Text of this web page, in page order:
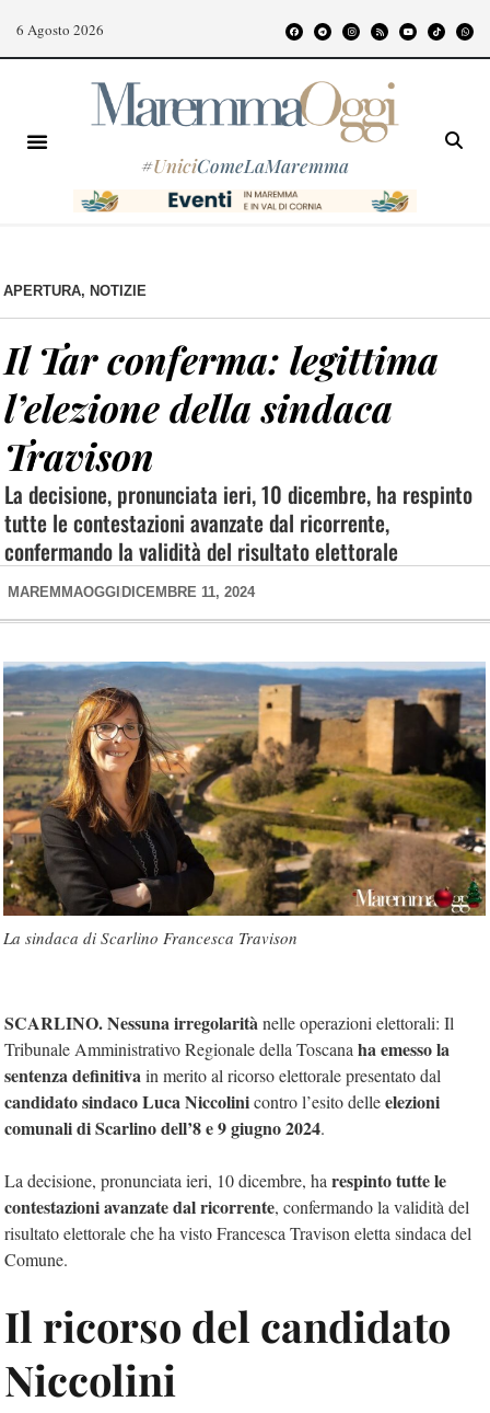
6 Agosto 2026
#UniciComeLaMaremma
APERTURA, NOTIZIE
Il Tar conferma: legittima
l’elezione della sindaca
Travison
La decisione, pronunciata ieri, 10 dicembre, ha respinto
tutte le contestazioni avanzate dal ricorrente,
confermando la validità del risultato elettorale
MAREMMAOGGI DICEMBRE 11, 2024
La sindaca di Scarlino Francesca Travison
SCARLINO. Nessunairregolaritànelle operazioni elettorali: Il
Tribunale Amministrativo Regionale della Toscana ha emesso la
sentenza definitivain merito al ricorso elettorale presentato dal
candidato sindaco Luca Niccolinicontro l’esito delleelezioni
comunali di Scarlino dell’8 e 9 giugno 2024.
La decisione, pronunciata ieri, 10 dicembre, ha respinto tutte le
contestazioni avanzate dal ricorrente, confermando la validità del
risultato elettorale che ha visto Francesca Travison eletta sindaca del
Comune.
Il ricorso del candidato
Niccolini